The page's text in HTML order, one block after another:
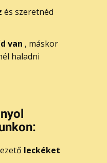
és szeretnéd
van , máskor
haladni
leckéket